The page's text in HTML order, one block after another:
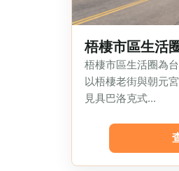
梧棲市區生活
梧棲市區生活圈為
以梧棲老街與朝元
見具巴洛克式...